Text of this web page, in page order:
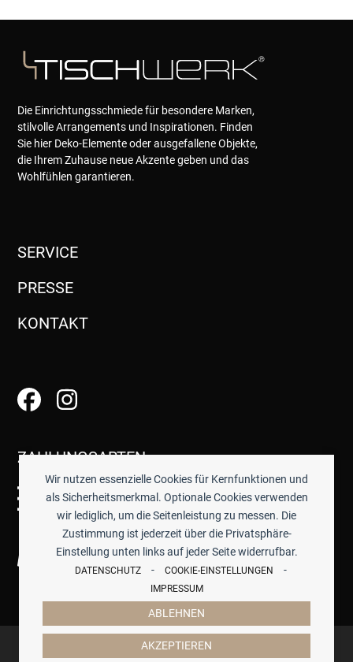
Wir nutzen essenzielle Cookies für Kernfunktionen und
als Sicherheitsmerkmal. Optionale Cookies verwenden
wir lediglich, um die Seitenleistung zu messen. Die
Zustimmung ist jederzeit über die Privatsphäre-
Einstellung unten links auf jeder Seite widerrufbar.
DATENSCHUTZ - COOKIE-EINSTELLUNGEN -
IMPRESSUM
AKZEPTIEREN
ABLEHNEN
Die Einrichtungsschmiede für besondere Marken,
stilvolle Arrangements und Inspirationen. Finden
Sie hier Deko-Elemente oder ausgefallene Objekte,
die Ihrem Zuhause neue Akzente geben und das
Wohlfühlen garantieren.
SERVICE
PRESSE
KONTAKT
ZAHLUNGSARTEN
© 2026 -TISCHWERK- ALLE PREISE INKL. GESETZTL.
MWST.